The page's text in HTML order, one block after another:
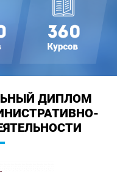
ДИПЛОМ